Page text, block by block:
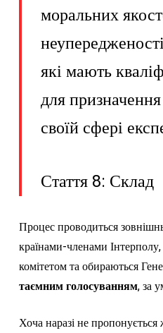
моральних
які мають
для
своїй сфері
Стаття 8: Склад
Процес проводиться
країнами-членами
комітетом та обираються
таємним голосуванням, за
Хоча наразі не